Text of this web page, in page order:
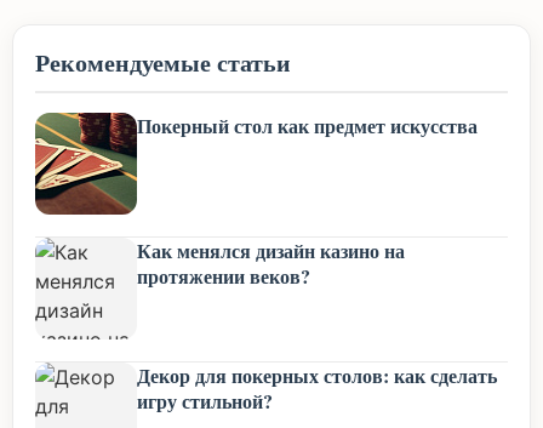
Рекомендуемые статьи
Покерный стол как предмет искусства
Как менялся дизайн казино на
протяжении веков?
Декор для покерных столов: как сделать
игру стильной?